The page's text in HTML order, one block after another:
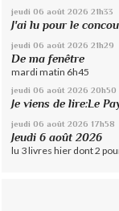
jeudi 06 août 2026 21h33
J'ai lu pour le
jeudi 06 août 2026 21h29
De ma fenêtre
mardi matin 6h45
jeudi 06 août 2026 20h50
Je viens de lire:Le
jeudi 06 août 2026 17h58
Jeudi 6 août 2026
lu 3 livres hier dont 2